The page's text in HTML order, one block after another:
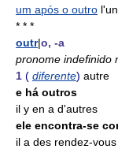
um após o outro
* * *
outr|o, -a
pronome indefinido
1 ( diferente) autre
e há outros
il y en a d'autres
ele encontra-se
il a des rendez-